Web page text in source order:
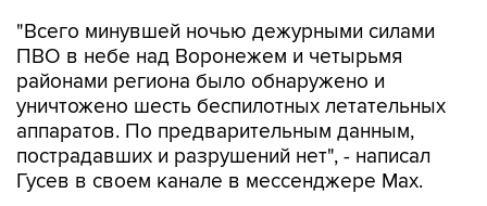
"Всего минувшей ночью дежурными силами
ПВО в небе над Воронежем и четырьмя
районами региона было обнаружено и
уничтожено шесть беспилотных летательных
аппаратов. По предварительным данным,
пострадавших и разрушений нет", - написал
Гусев в своем канале в мессенджере Max.